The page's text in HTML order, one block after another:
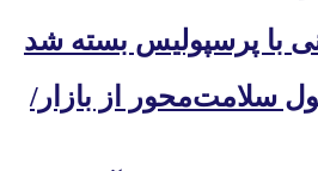
با پرسپولیس بسته شد
۳ محصول سلامت‌محور از بازار/